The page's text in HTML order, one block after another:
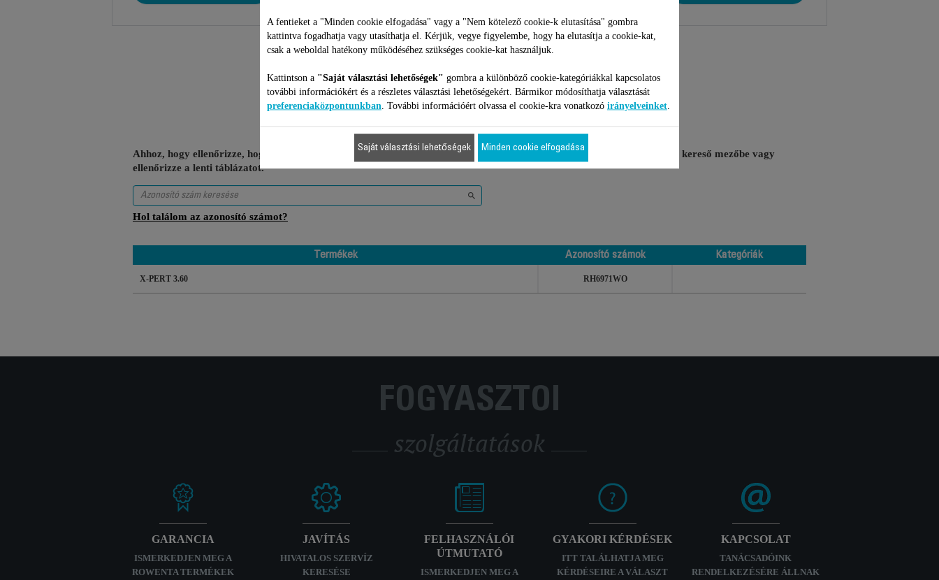
1 Termékekhez
Ahhoz, hogy ellenőrizze, hogy ez a tétel kompatibilis az Ön készülékével, kérjük gépelje be a termék azonosító számát a kereső mezőbe vagy
ellenőrizze a lenti táblázatot.
Hol találom az azonosító számot?
Termékek Azonosító számok
Kategóriák
X-PERT 3.60 RH6971WO
FOGYASZTÓI
szolgáltatások
GARANCIA
ISMERKEDJEN MEG A
ROWENTA TERMÉKEK
JAVÍTÁS
HIVATALOS SZERVÍZ
KERESÉSE
FELHASZNÁLÓI
ÚTMUTATÓ
ISMERKEDJEN MEG A
GYAKORI KÉRDÉSEK
ITT TALÁLHATJA MEG
KÉRDÉSEIRE A VÁLASZT
KAPCSOLAT
TANÁCSADÓINK
RENDELKEZÉSÉRE ÁLLNAK
A fentieket a "Minden cookie elfogadása" vagy a "Nem kötelező cookie-k elutasítása" gombra
kattintva fogadhatja vagy utasíthatja el. Kérjük, vegye figyelembe, hogy ha elutasítja a cookie-kat,
csak a weboldal hatékony működéséhez szükséges cookie-kat használjuk.
Kattintson a "Saját választási lehetőségek" gombra a különböző cookie-kategóriákkal kapcsolatos
további információkért és a részletes választási lehetőségekért. Bármikor módosíthatja választását
preferenciaközpontunkban . További információért olvassa el cookie-kra vonatkozó irányelveinket
Saját választási lehetőségek Minden cookie elfogadása